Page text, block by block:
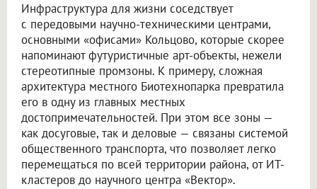
Инфраструктура для жизни соседствует
с передовыми научно-техническими центрами,
основными «офисами» Кольцово, которые скорее
напоминают футуристичные арт-объекты, нежели
стереотипные промзоны. К примеру, сложная
архитектура местного Биотехнопарка превратила
его в одну из главных местных
достопримечательностей. При этом все зоны —
как досуговые, так и деловые — связаны системой
общественного транспорта, что позволяет легко
перемещаться по всей территории района, от ИТ-
кластеров до научного центра «Вектор».